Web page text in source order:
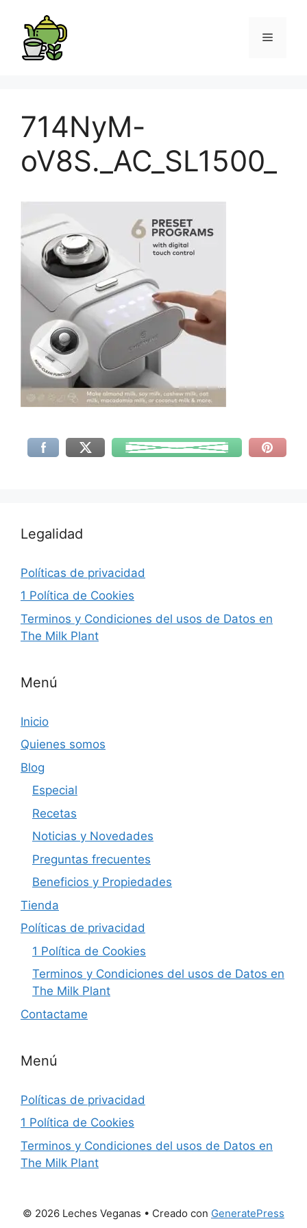
714NyM-
oV8S._AC_SL1500_
Legalidad
Políticas de privacidad
1 Política de Cookies
Terminos y Condiciones del usos de Datos en
The Milk Plant
Menú
Inicio
Quienes somos
Blog
Especial
Recetas
Noticias y Novedades
Preguntas frecuentes
Beneficios y Propiedades
Tienda
Políticas de privacidad
1 Política de Cookies
Terminos y Condiciones del usos de Datos en
The Milk Plant
Contactame
Menú
Políticas de privacidad
1 Política de Cookies
Terminos y Condiciones del usos de Datos en
The Milk Plant
© 2026 Leches Veganas • Creado con GeneratePress